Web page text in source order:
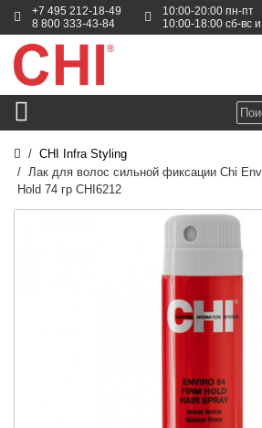
+7 495 212-18-49
8 800 333-43-84
10:00-20:00 пн-пт
10:00-18:00 сб-вс
CHI Infra Styling
Лак для волос сильной фиксации Chi
Hold 74 гр CHI6212